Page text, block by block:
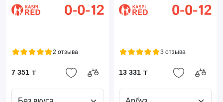
2 отзыва
7 351 ₸
3 отзыва
13 331 ₸